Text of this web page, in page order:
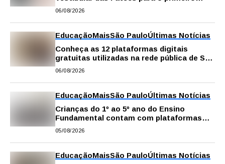
semestre de 2027
06/08/2026
EducaçãoMaisSão PauloÚltimas Notícias
Conheça as 12 plataformas digitais
gratuitas utilizadas na rede pública de SP
para reforçar a aprendizagem
06/08/2026
EducaçãoMaisSão PauloÚltimas Notícias
Crianças do 1º ao 5º ano do Ensino
Fundamental contam com plataformas
digitais para apoiar estudos na escola e
05/08/2026
EducaçãoMaisSão PauloÚltimas Notícias